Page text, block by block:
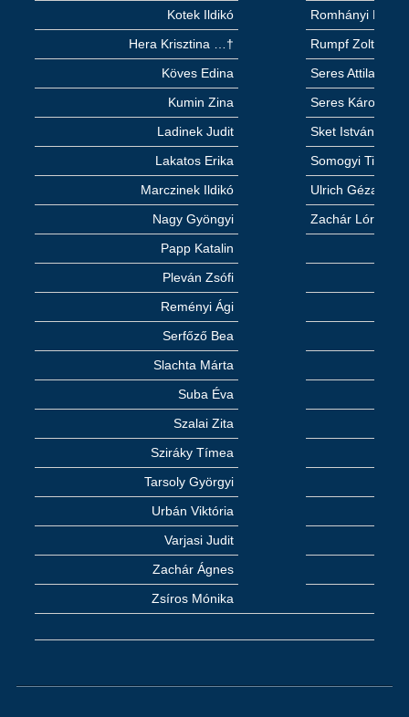
Kotek Ildikó
Romhányi Béla
Hera Krisztina …†
Rumpf Zoltán
Köves Edina
Seres Attila
Kumin Zina
Seres Károly
Ladinek Judit
Sket István
Lakatos Erika
Somogyi Tibor ifj.
Marczinek Ildikó
Ulrich Géza
Nagy Gyöngyi
Zachár Lóránt
Papp Katalin
Pleván Zsófi
Reményi Ági
Serfőző Bea
Slachta Márta
Suba Éva
Szalai Zita
Sziráky Tímea
Tarsoly Györgyi
Urbán Viktória
Varjasi Judit
Zachár Ágnes
Zsíros Mónika